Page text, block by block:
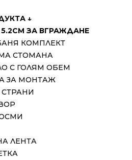
↓
ЗА ВГРАЖДАНЕ
КОМПЛЕКТ
СТОМАНА
С ГОЛЯМ ОБЕМ
ЗА МОНТАЖ
ЛЕНТА